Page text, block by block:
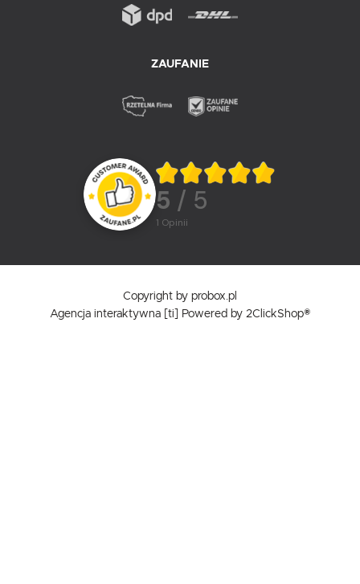
ZAUFANIE
5 / 5
1 opinii
Copyright by probox.pl
Agencja interaktywna
[ti] Powered by 2ClickShop®